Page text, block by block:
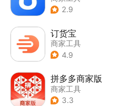
2.9
订货宝
商家工具
4.9
拼多多商家版
商家工具
3.3